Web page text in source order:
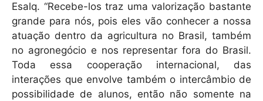
Esalq. “Recebe-los traz uma valorização bastante
grande para nós, pois eles vão conhecer a nossa
atuação dentro da agricultura no Brasil, também
no agronegócio e nos representar fora do Brasil.
Toda essa cooperação internacional, das
interações que envolve também o intercâmbio de
possibilidade de alunos, então não somente na